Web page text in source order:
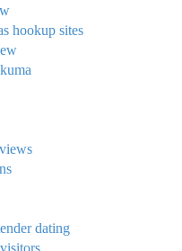
hookup sites
dating